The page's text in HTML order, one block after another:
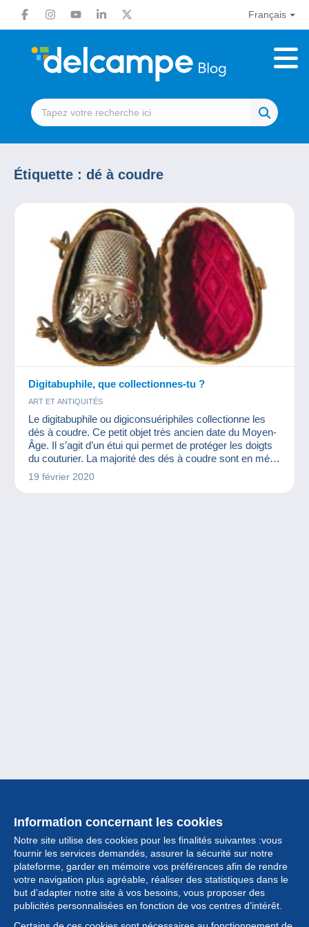
Français
Étiquette : dé à coudre
Digitabuphile, que collectionnes-tu ?
ART ET ANTIQUITÉS
Le digitabuphile ou digiconsuériphiles collectionne les
dés à coudre. Ce petit objet très ancien date du Moyen-
Âge. Il s’agit d’un étui qui permet de protéger les doigts
du couturier. La majorité des dés à coudre sont en métal
et sont piquetés sur leur face extérieure. Il en existe
19 février 2020
Information concernant les cookies
Notre site utilise des cookies pour les finalités suivantes :vous
fournir les services demandés, assurer la sécurité sur notre
plateforme, garder en mémoire vos préférences afin de rendre
votre navigation plus agréable, réaliser des statistiques dans le
but d’adapter notre site à vos besoins, vous proposer des
publicités personnalisées en fonction de vos centres d’intérêt.
Collection